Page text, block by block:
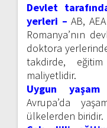
Devlet
yerleri – AB,
Romanya’nın
doktora
takdirde,
maliyetlidir.
Uygun
Avrupa’da
ülkelerden biridir.